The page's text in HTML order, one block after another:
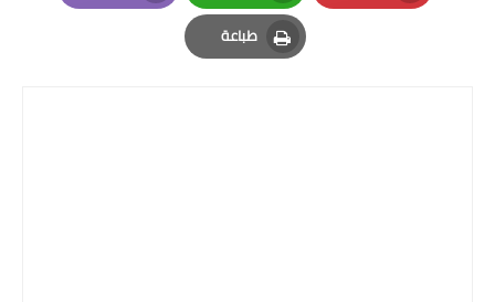
Pinterest
Whatsapp
Email
طباعة
Print